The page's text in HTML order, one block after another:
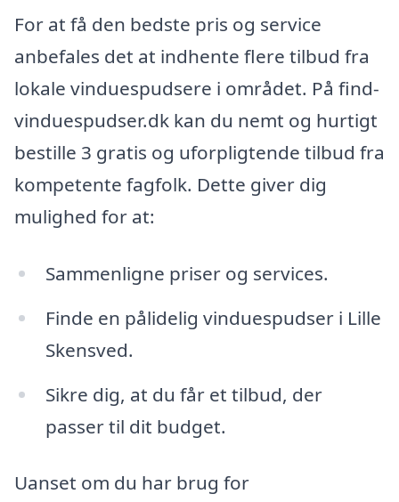
For at få den bedste pris og service
anbefales det at indhente flere tilbud fra
lokale vinduespudsere i området. På find-
vinduespudser.dk kan du nemt og hurtigt
bestille 3 gratis og uforpligtende tilbud fra
kompetente fagfolk. Dette giver dig
mulighed for at:
Sammenligne priser og services.
Finde en pålidelig vinduespudser i Lille
Skensved.
Sikre dig, at du får et tilbud, der
passer til dit budget.
Uanset om du har brug for